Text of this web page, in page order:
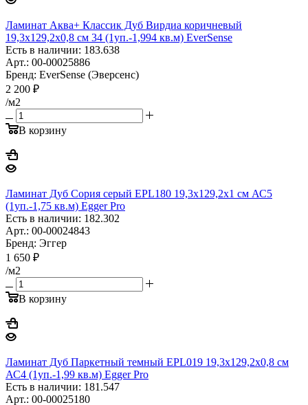
Ламинат Аква+ Классик Дуб Вирдиа коричневый
19,3х129,2х0,8 см 34 (1уп.-1,994 кв.м) EverSense
Есть в наличии: 183.638
Арт.: 00-00025886
Бренд: EverSense (Эверсенс)
2 200 ₽
/м2
В корзину
Ламинат Дуб Сория серый EPL180 19,3х129,2х1 см АС5
(1уп.-1,75 кв.м) Egger Pro
Есть в наличии: 182.302
Арт.: 00-00024843
Бренд: Эггер
1 650 ₽
/м2
В корзину
Ламинат Дуб Паркетный темный EPL019 19,3х129,2х0,8 см
АС4 (1уп.-1,99 кв.м) Egger Pro
Есть в наличии: 181.547
Арт.: 00-00025180